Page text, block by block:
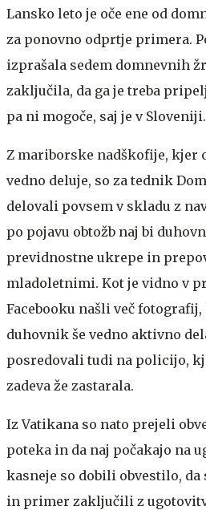
Lansko leto je oče ene od
za ponovno odprtje primera.
izprašala sedem domnevnih
zaključila, da ga je treba
pa ni mogoče, saj je v Sloveniji.
Z mariborske nadškofije, kjer
vedno deluje, so za tednik
delovali povsem v skladu z
po pojavu obtožb naj bi
previdnostne ukrepe in
mladoletnimi. Kot je vidno v
Facebooku našli več
duhovnik še vedno aktivno
posredovali tudi na policijo,
zadeva že zastarala.
Iz Vatikana so nato prejeli
poteka in da naj počakajo na
kasneje so dobili obvestilo,
in primer zaključili z